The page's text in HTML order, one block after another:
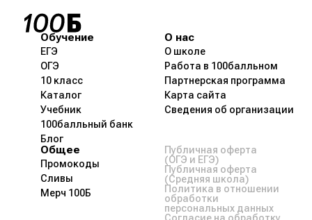
Обучение
ЕГЭ
ОГЭ
10 класс
Каталог
Учебник
100балльный банк
Блог
О нас
О школе
Работа в 100балльном
Партнерская программа
Карта сайта
Сведения об организации
Общее
Промокоды
Сливы
Мерч 100Б
Публичная оферта
(ОГЭ и ЕГЭ)
Публичная оферта
(Средняя школа)
Политика в отношении
обработки
персональных данных